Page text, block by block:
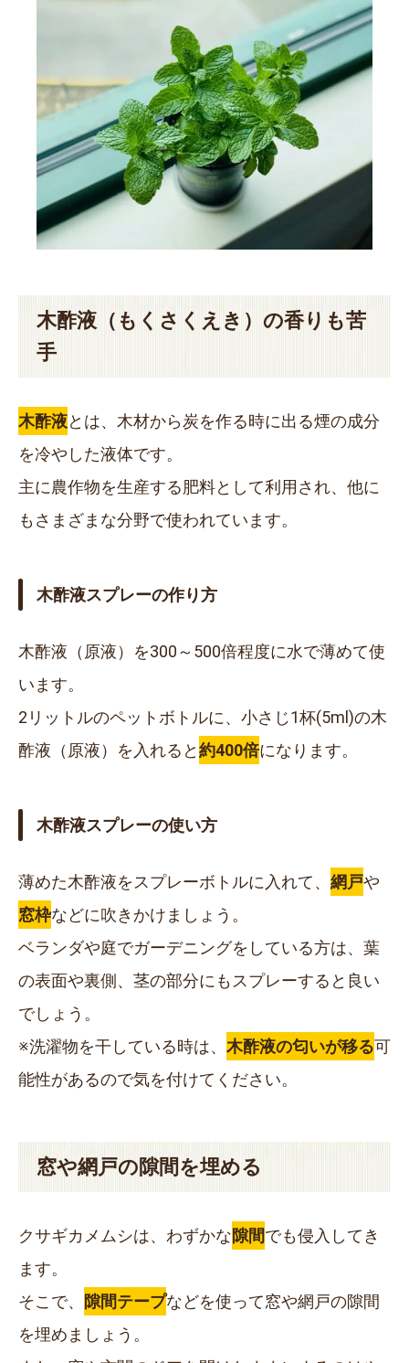
木酢液（もくさくえき）の香りも苦
手
木酢液とは、木材から炭を作る時に出る煙の成分
を冷やした液体です。
主に農作物を生産する肥料として利用され、他に
もさまざまな分野で使われています。
木酢液スプレーの作り方
木酢液（原液）を300～500倍程度に水で薄めて使
います。
2リットルのペットボトルに、小さじ1杯(5ml)の木
酢液（原液）を入れると約400倍になります。
木酢液スプレーの使い方
薄めた木酢液をスプレーボトルに入れて、 網戸や
窓枠などに吹きかけましょう。
ベランダや庭でガーデニングをしている方は、葉
の表面や裏側、茎の部分にもスプレーすると良い
でしょう。
※洗濯物を干している時は、 木酢液の匂いが移る可
能性があるので気を付けてください。
窓や網戸の隙間を埋める
クサギカメムシは、わずかな隙間でも侵入してき
ます。
そこで、 隙間テープなどを使って窓や網戸の隙間
を埋めましょう。